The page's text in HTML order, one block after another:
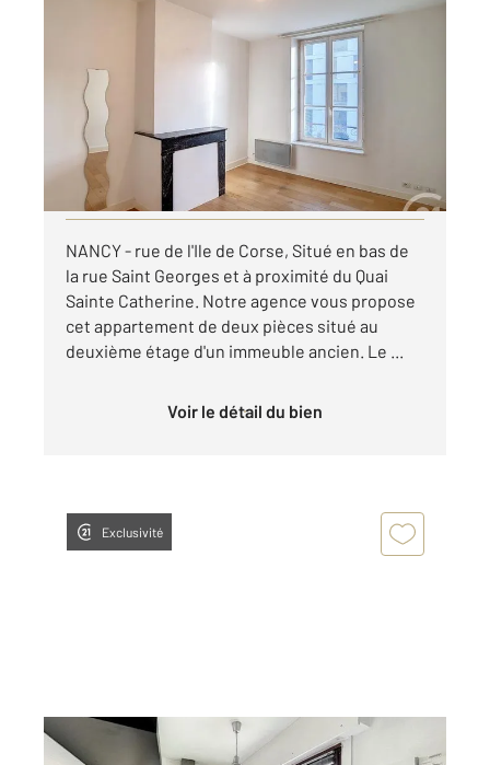
Appartement F2 à louer
435 €
par mois charges comprises
Visiter le site dédié
NANCY - rue de l'Ile de Corse, Situé en bas de
la rue Saint Georges et à proximité du Quai
Sainte Catherine. Notre agence vous propose
cet appartement de deux pièces situé au
deuxième étage d'un immeuble ancien. Le ...
Voir le détail du bien
Exclusivité
NANCY 54